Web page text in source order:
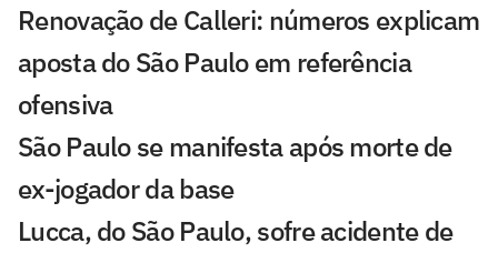
Renovação de Calleri: números explicam
aposta do São Paulo em referência
ofensiva
São Paulo se manifesta após morte de
ex-jogador da base
Lucca, do São Paulo, sofre acidente de